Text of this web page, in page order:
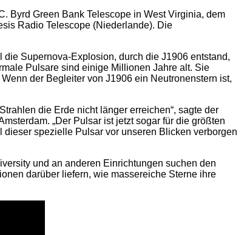
Byrd Green Bank Telescope in West Virginia, dem
Radio Telescope (Niederlande). Die
Supernova-Explosion, durch die J1906 entstand,
Pulsare sind einige Millionen Jahre alt. Sie
der Begleiter von J1906 ein Neutronenstern ist,
die Erde nicht länger erreichen“, sagte der
„Der Pulsar ist jetzt sogar für die größten
dieser spezielle Pulsar vor unseren Blicken verborgen
und an anderen Einrichtungen suchen den
darüber liefern, wie massereiche Sterne ihre